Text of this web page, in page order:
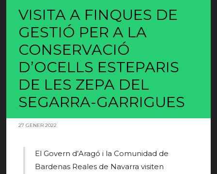
VISITA A FINQUES DE
GESTIÓ PER A LA
CONSERVACIÓ
D’OCELLS ESTEPARIS
DE LES ZEPA DEL
SEGARRA-GARRIGUES
27 GENER 2022
El Govern d’Aragó i la Comunidad de
Bardenas Reales de Navarra visiten